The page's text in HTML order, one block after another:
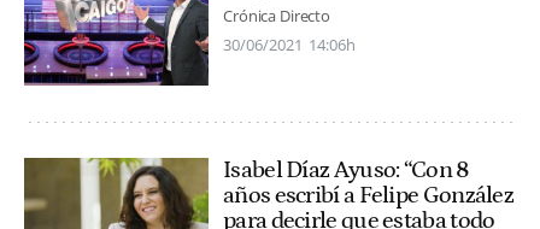
Crónica Directo
30/06/2021 14:06h
Isabel Díaz Ayuso: “Con 8
años escribí a Felipe González
para decirle que estaba todo